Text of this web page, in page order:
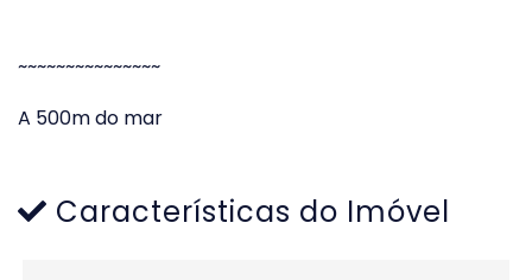
~~~~~~~~~~~~~~~
A 500m do mar
Características do Imóvel